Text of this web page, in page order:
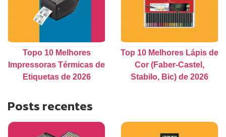
Topo 10 Melhores
Impressoras Térmicas de
Etiquetas de 2026
Top 10 Melhores Lápis de
Cor (Faber-Castel,
Stabilo, Bic) de 2026
Posts recentes